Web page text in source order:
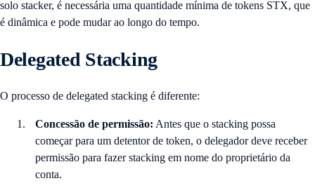
solo stacker, é necessária uma quantidade mínima de tokens STX, que
é dinâmica e pode mudar ao longo do tempo.
Delegated Stacking
O processo de delegated stacking é diferente:
Concessão de permissão: Antes que o stacking possa
começar para um detentor de token, o delegador deve receber
permissão para fazer stacking em nome do proprietário da
conta.